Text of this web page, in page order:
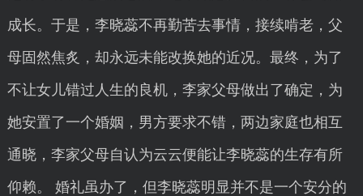
成长。于是，李晓蕊不再勤苦去事情，接续啃老，父
母固然焦炙，却永远未能改换她的近况。最终，为了
不让女儿错过人生的良机，李家父母做出了确定，为
她安置了一个婚姻，男方要求不错，两边家庭也相互
通晓，李家父母自认为云云便能让李晓蕊的生存有所
仰赖。 婚礼虽办了，但李晓蕊明显并不是一个安分的